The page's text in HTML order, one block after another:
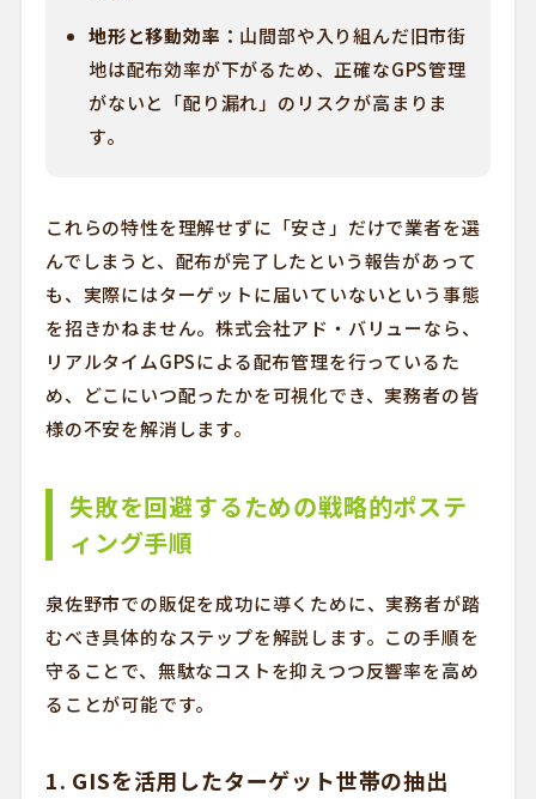
地形と移動効率： 山間部や入り組んだ旧市街
地は配布効率が下がるため、正確なGPS管理
がないと「配り漏れ」のリスクが高まりま
す。
これらの特性を理解せずに「安さ」だけで業者を選
んでしまうと、配布が完了したという報告があって
も、実際にはターゲットに届いていないという事態
を招きかねません。株式会社アド・バリューなら、
リアルタイムGPSによる配布管理を行っているた
め、どこにいつ配ったかを可視化でき、実務者の皆
様の不安を解消します。
失敗を回避するための戦略的ポステ
ィング手順
泉佐野市での販促を成功に導くために、実務者が踏
むべき具体的なステップを解説します。この手順を
守ることで、無駄なコストを抑えつつ反響率を高め
ることが可能です。
1. GISを活用したターゲット世帯の抽出